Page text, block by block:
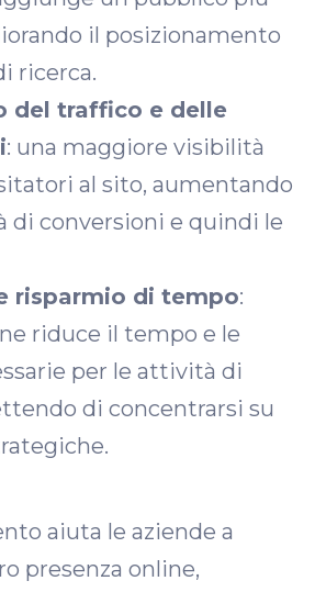
il posizionamento
ricerca.
del traffico e delle
: una maggiore visibilità
al sito, aumentando
di conversioni e quindi le
risparmio di tempo:
riduce il tempo e le
per le attività di
di concentrarsi su
aiuta le aziende a
presenza online,